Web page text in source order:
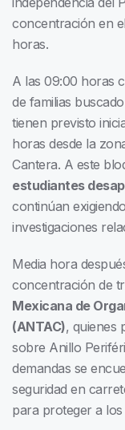
concentración en
horas.
A las 09:00 horas
de familias
tienen previsto
horas desde la
Cantera. A este
estudiantes
continúan
investigaciones
Media hora
concentración de
Mexicana de
(ANTAC), quienes
sobre Anillo
demandas se
seguridad en
para proteger a